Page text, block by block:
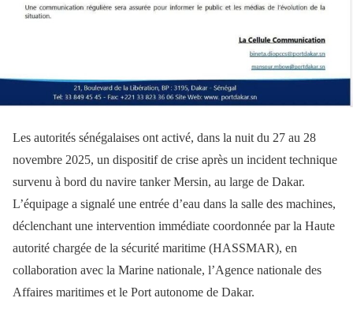
Les autorités sénégalaises ont activé, dans la nuit du 27 au 28
novembre 2025, un dispositif de crise après un incident technique
survenu à bord du navire tanker Mersin, au large de Dakar.
L’équipage a signalé une entrée d’eau dans la salle des machines,
déclenchant une intervention immédiate coordonnée par la Haute
autorité chargée de la sécurité maritime (HASSMAR), en
collaboration avec la Marine nationale, l’Agence nationale des
Affaires maritimes et le Port autonome de Dakar.